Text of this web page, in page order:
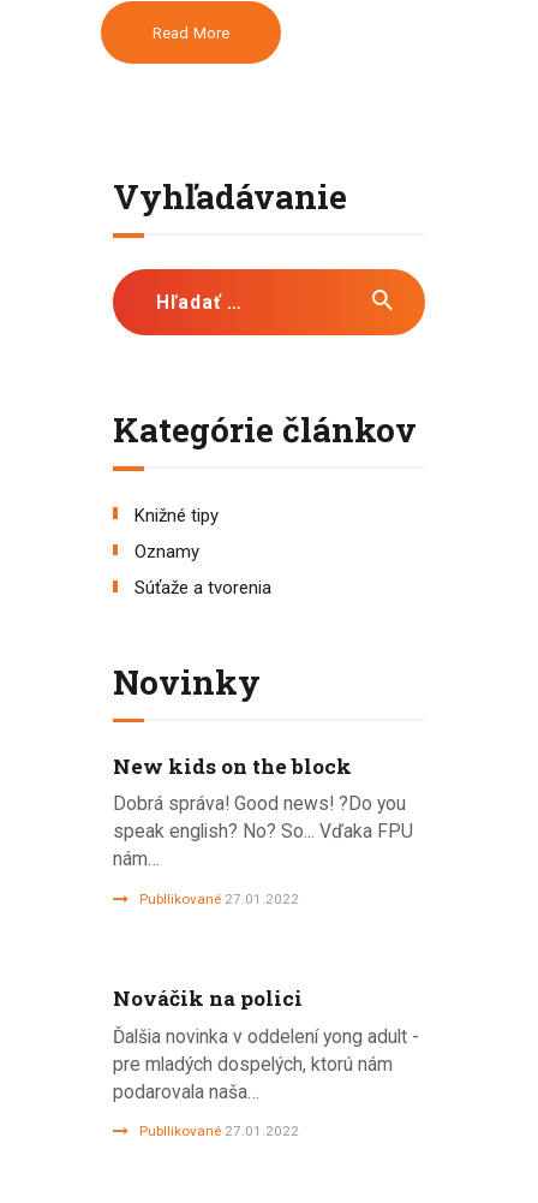
Read More
Vyhľadávanie
Hľadať:
Kategórie článkov
Knižné tipy
Oznamy
Súťaže a tvorenia
Novinky
New kids on the block
Dobrá správa! Good news! ?Do you
speak english? No? So... Vďaka FPU
nám…
Publlikované 27.01.2022
Nováčik na polici
Ďalšia novinka v oddelení yong adult -
pre mladých dospelých, ktorú nám
podarovala naša…
Publlikované 27.01.2022